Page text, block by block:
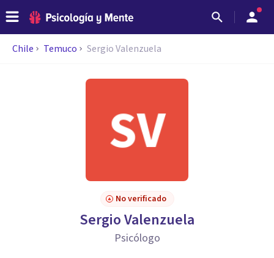
Chile Temuco Sergio Valenzuela
No verificado
Sergio Valenzuela
Psicólogo